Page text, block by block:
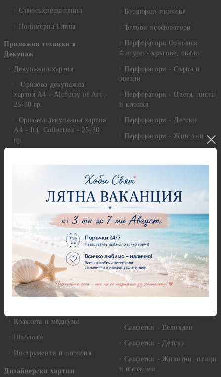
Самосъхнеща глина
Полимерна Глина
Приложни техники и
Декупаж
Декупажна хартия
Оризова декупажна
хартия А4 - Alchemy of Art -
25-30 гр.
Оризова декупажна хартия
А4 - Itd. Collection - 25-30
гр.
хартия Stamperia - 21 х
Декупажна хартия - Други
Вакс пасти
Грунд, Основи, Релефни
Варак, Шлак метал, Фолио,
Пантна
Лакове и защитни покрития
Краклета и медиуми
Шаблони
Инструменти и пособия
Дизайнерски хартии
Бордюрни пънчове
Ъглови перфоратори
Перфоратори Основни
Фигури - кръгове, овали
Перфоратори - Сърца и
звезди
Перфоратори - Цветя, листа
и клонки
Перфоратори - Детски
Перфоратори - Животни
Рисуване
Грунд и почистващи
разтвори
Платна за рисуване
Стативи и поставки
Четки и инструменти
Моливи, акварелни
комплекти
Свещи
Салфетки - Великден
Салфетки - Детски
Салфетки - Животни, птици
и насекоми